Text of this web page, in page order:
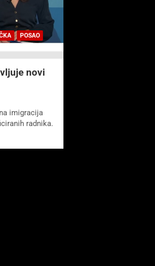
POSAO
novi
imigracija
radnika.